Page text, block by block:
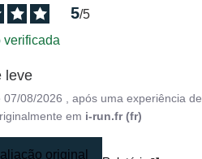
5/5
verificada
leve
07/08/2026 , após uma experiência de
em i-run.fr (fr)
original